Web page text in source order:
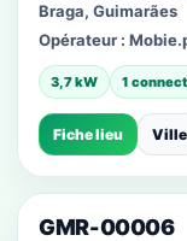
Braga, Guimarães
Opérateur :
3,7 kW 1
Fiche lieu Ville
GMR-00006